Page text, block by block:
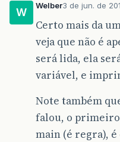
W
Welber3 de jun. de
Certo mais da
veja que não é
será lida, ela
variável, e
Note também
falou, o
main (é regra),